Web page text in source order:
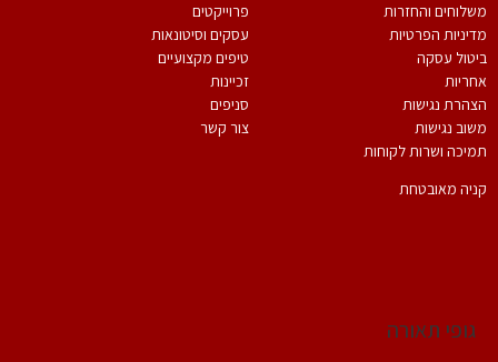
והחזרות
הפרטיות
עסקה
נגישות
נגישות
ושרות לקוחות
פרוייקטים
עסקים וסיטונאות
טיפים מקצועיים
זכיינות
סניפים
צור קשר
מאובטחת
גופי תאורה